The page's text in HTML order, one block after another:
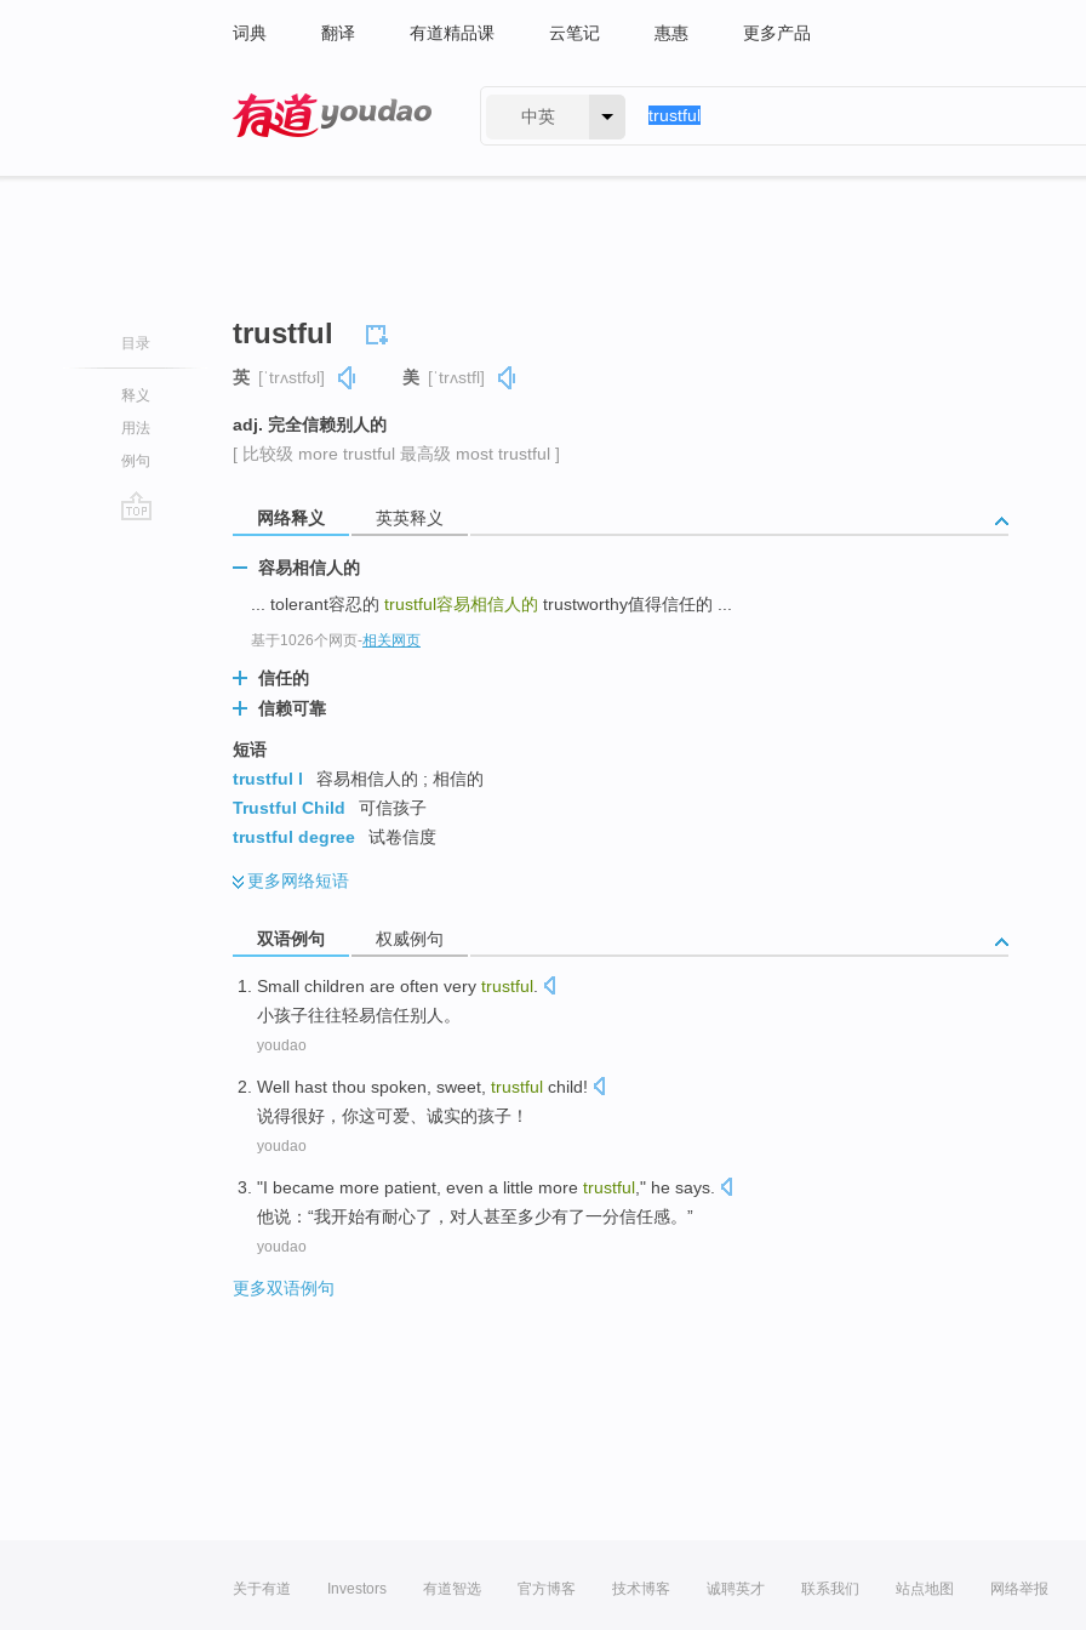
词典 翻译 有道精品课 云笔记 惠惠 更多产品
中英
目录
释义
用法
例句
trustful
英 [ˈtrʌstfʊl] 美 [ˈtrʌstfl]
adj. 完全信赖别人的
[ 比较级 more trustful 最高级 most trustful ]
网络释义 英英释义
容易相信人的
... tolerant容忍的 trustful容易相信人的 trustworthy值得信任的 ...
基于1026个网页-相关网页
信任的
信赖可靠
短语
trustful l
容易相信人的 ; 相信的
Trustful Child
可信孩子
trustful degree
试卷信度
更多网络短语
双语例句 权威例句
Small children are often very trustful.
小孩子往往轻易信任别人。
youdao
Well hast thou spoken , sweet, trustful child!
说得很好 ， 你这可爱 诚实的孩子 ！
youdao
"I became more patient even a little more trustful ," he says.
他说：“我开始有耐心了，对人甚至多少有了一分信任感。”
youdao
更多双语例句
关于有道 Investors 有道智选 官方博客 技术博客 诚聘英才 联系我们 站点地图 网络举报